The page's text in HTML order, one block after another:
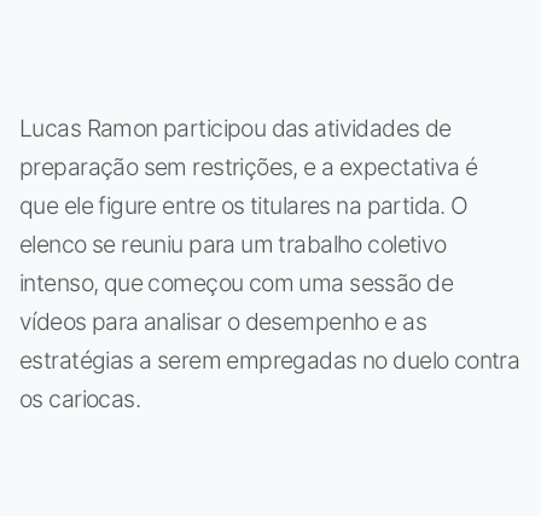
Lucas Ramon participou das atividades de
preparação sem restrições, e a expectativa é
que ele figure entre os titulares na partida. O
elenco se reuniu para um trabalho coletivo
intenso, que começou com uma sessão de
vídeos para analisar o desempenho e as
estratégias a serem empregadas no duelo contra
os cariocas.